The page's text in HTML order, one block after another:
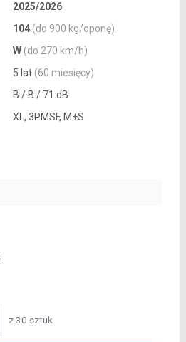
2025/2026
104 (do 900 kg/oponę)
W (do 270 km/h)
5 lat (60 miesięcy)
B / B / 71 dB
XL, 3PMSF, M+S
z 30 sztuk